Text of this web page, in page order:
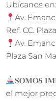
Ubícanos en:
Av.
Ref. CC.
Av.
Plaza San
𝐒𝐎𝐌𝐎𝐒
el mejor